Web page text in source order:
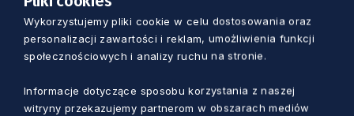
Wykorzystujemy pliki cookie w celu dostosowania oraz
personalizacji zawartości i reklam, umożliwienia funkcji
społecznościowych i analizy ruchu na stronie.
Informacje dotyczące sposobu korzystania z naszej
witryny przekazujemy partnerom w obszarach mediów